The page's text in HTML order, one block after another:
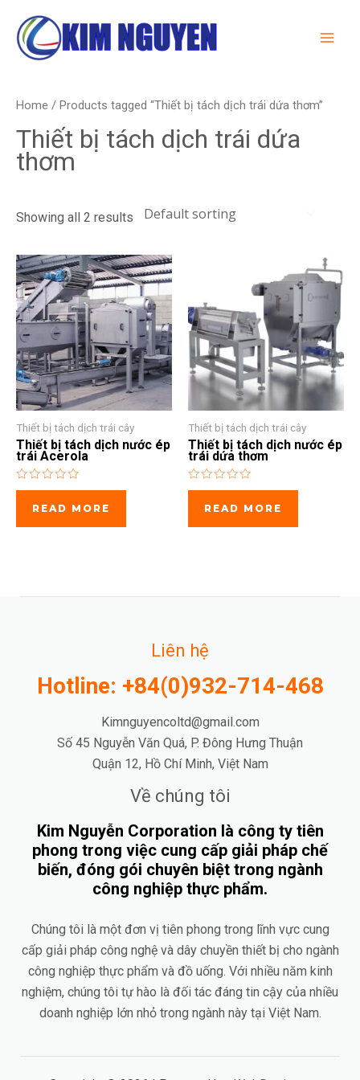
content
Home / Products tagged “Thiết bị tách dịch trái dứa thơm”
Thiết bị tách dịch trái dứa
thơm
Showing all 2 results
Thiết bị tách dịch trái cây
Thiết bị tách dịch nước ép
trái Acerola
Rated
outREAD MORE
Thiết bị tách dịch trái cây
Thiết bị tách dịch nước ép
trái dứa thơm
Rated
outREAD MORE
Liên hệ
Hotline: +84(0)932-714-468
Kimnguyencoltd@gmail.com
Số 45 Nguyễn Văn Quá, P. Đông Hưng Thuận
Quận 12, Hồ Chí Minh, Việt Nam
Về chúng tôi
Kim Nguyễn Corporation là công ty tiên
phong trong việc cung cấp giải pháp chế
biến, đóng gói chuyên biệt trong ngành
công nghiệp thực phẩm.
Chúng tôi là một đơn vị tiên phong trong lĩnh vực cung
cấp giải pháp công nghệ và dây chuyền thiết bị cho ngành
công nghiệp thực phẩm và đồ uống. Với nhiều năm kinh
nghiệm, chúng tôi tự hào là đối tác đáng tin cậy của nhiều
doanh nghiệp lớn nhỏ trong ngành này tại Việt Nam.